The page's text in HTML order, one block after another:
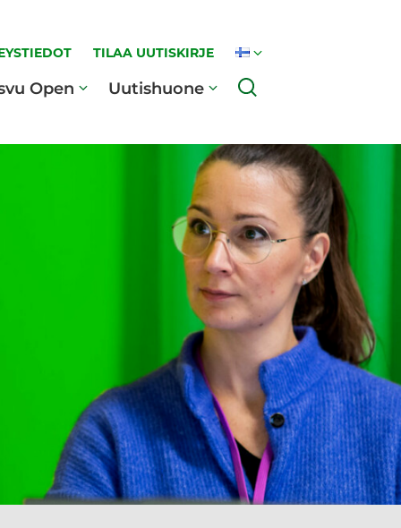
TILAA UUTISKIRJE
Open Uutishuone